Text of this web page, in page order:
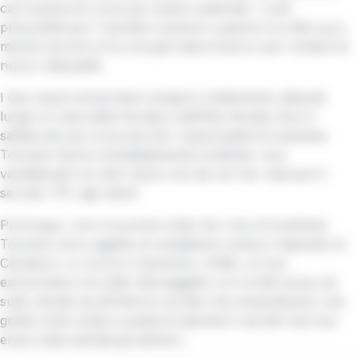
carrozzeria di Lucca per essere sistemati. I costi
presumibili per il ripristino saranno superiori ai mille euro,
mentre servirà circa una giornata di lavoro per renderli di
nuovo utilizzabili.
I due mezzi extraurbani vengono solitamente utilizzati
lungo le Linee della Versilia e dell’Alta Versilia. Non è
saltata alcuna corsa perché i responsabili di Autolinee
Toscane hanno immediatamente sostituito i bus
vandalizzati con altri mezzi così da non far mancare il
servizio TPL agli utenti.
Purtroppo, non è la prima volta che i bus di Autolinee
Toscane sono oggetto di vandalismo presso il deposito di
Camaiore. Lo scorso 5 dicembre, infatti, un bus
extraurbano era stato danneggiato con scritte spray sia
sulle vetrate sia all’interno (scritte che presentavano una
grafia molto simile a quella di stamani) e ad altri due bus
erano stati sottratti gli estintori.